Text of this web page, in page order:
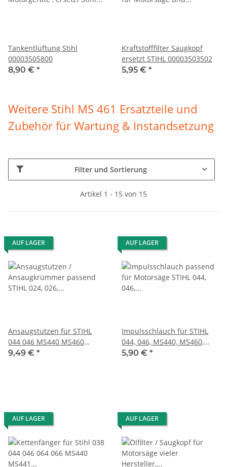
Tankentlüftung Stihl
00003505800
8,90 € *
Kraftstofffilter Saugkopf
ersetzt STIHL 00003503502
5,95 € *
Weitere Stihl MS 461 Ersatzteile und
Zubehör für Wartung & Instandsetzung
Filter und Sortierung
Artikel 1 - 15 von 15
AUF LAGER
Ansaugstutzen für STIHL
044 046 MS440 MS460
MS461
9,49 € *
AUF LAGER
Impulsschlauch für STIHL
044, 046, MS440, MS460,
MS461
5,90 € *
AUF LAGER AUF LAGER